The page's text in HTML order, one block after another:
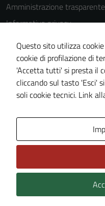
Amministrazione trasparente
Informativa privacy
Cookie Policy
Note legali
Dichiarazione di accessibilità
Piano di miglioramento del
Technical Design
Questo sito utilizza
cookie di profilazione di
'Accetta tutti' si presta il
cliccando sul tasto 'Esci'
soli cookie tecnici. Link